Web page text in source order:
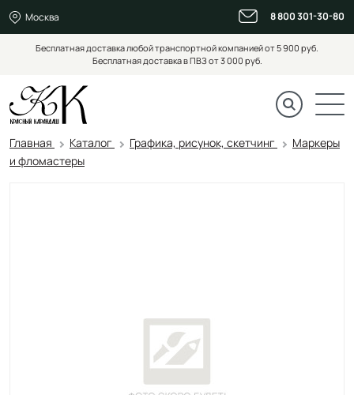
Москва 8 800 301-30-80
Бесплатная доставка любой транспортной компанией от 5 900 руб.
Бесплатная доставка в ПВЗ от 3 000 руб.
Главная Каталог Графика, рисунок, скетчинг
Маркеры
и фломастеры